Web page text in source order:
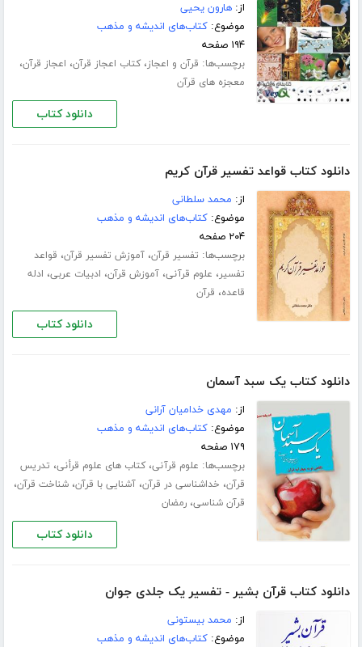
از:هارون یحیی
موضوع:کتاب‌های اندیشه و مذهب
۱۹۴ صفحه
برچسب‌ها: قرآن و اعجاز،کتاب اعجاز قرآن، اعجاز قرآن،
معجزه های قرآن
دانلود کتاب
دانلود کتاب قواعد تفسیر قرآن کریم
از: محمد سلطانی
موضوع:کتاب‌های اندیشه و مذهب
۲۰۴ صفحه
برچسب‌ها: تفسیر قرآن،آموزش تفسیر قرآن، قواعد
تفسیر، علوم قرآنی،آموزش قرآن، ادبیات عربی، ادله
قاعده، قرآن
دانلود کتاب
دانلود کتاب یک سبد آسمان
از: مهدی خدامیان آرانی
موضوع:کتاب‌های اندیشه و مذهب
۱۷۹ صفحه
برچسب‌ها: علوم قرآنی،کتاب های علوم قرأنی، تدریس
قرآن، خداشناسی در قرآن،آشنایی با قرآن،شناخت قرآن،
قرآن شناسی،رمضان
دانلود کتاب
دانلود کتاب قرآن بشیر - تفسیر یک جلدی جوان
از: محمد بیستونی
موضوع:کتاب‌های اندیشه و مذهب